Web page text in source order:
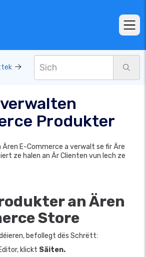
Produkter
Ären E-Commerce a verwalt se fir Äre
ze halen an Är Clienten vun Iech ze
an Ären
Store
befollegt dës Schrëtt:
klickt Säiten.